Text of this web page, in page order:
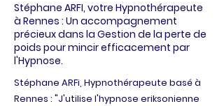
Stéphane ARFI, votre Hypnothérapeute
à Rennes : Un accompagnement
précieux dans la Gestion de la perte de
poids pour mincir efficacement par
l'Hypnose.
Stéphane ARFi, Hypnothérapeute basé à
Rennes : "J'utilise l'hypnose eriksonienne